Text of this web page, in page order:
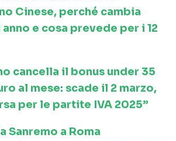
Cinese, perché cambia
e cosa prevede per i 12
cancella il bonus under 35
al mese: scade il 2 marzo,
per le partite IVA 2025”
Sanremo a Roma